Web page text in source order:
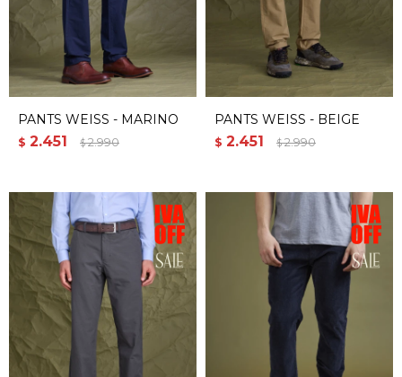
PANTS WEISS - MARINO
$ 2.451 $ 2.990
PANTS WEISS - BEIGE
$ 2.451 $ 2.990